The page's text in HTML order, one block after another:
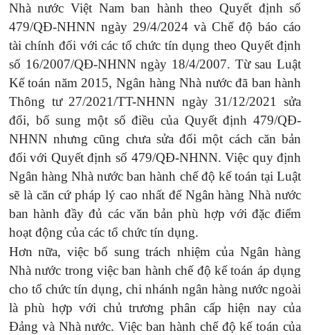
Nhà nước Việt Nam ban hành theo Quyết định số
479/QĐ-NHNN ngày 29/4/2024 và Chế độ báo cáo
tài chính đối với các tổ chức tín dụng theo Quyết định
số 16/2007/QĐ-NHNN ngày 18/4/2007. Từ sau Luật
Kế toán năm 2015, Ngân hàng Nhà nước đã ban hành
Thông tư 27/2021/TT-NHNN ngày 31/12/2021 sửa
đổi, bổ sung một số điều của Quyết định 479/QĐ-
NHNN nhưng cũng chưa sửa đổi một cách căn bản
đối với Quyết định số 479/QĐ-NHNN. Việc quy định
Ngân hàng Nhà nước ban hành chế độ kế toán tại Luật
sẽ là căn cứ pháp lý cao nhất để Ngân hàng Nhà nước
ban hành đầy đủ các văn bản phù hợp với đặc điểm
hoạt động của các tổ chức tín dụng.
Hơn nữa, việc bổ sung trách nhiệm của Ngân hàng
Nhà nước trong việc ban hành chế độ kế toán áp dụng
cho tổ chức tín dụng, chi nhánh ngân hàng nước ngoài
là phù hợp với chủ trương phân cấp hiện nay của
Đảng và Nhà nước. Việc ban hành chế độ kế toán của